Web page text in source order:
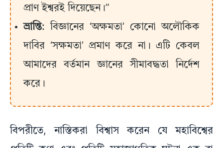
প্রাণ ইশ্বরই দিয়েছেন।”
ভ্রান্তি: বিজ্ঞানের ‘অক্ষমতা’ কোনো অলৌকিক
দাবির ‘সক্ষমতা’ প্রমাণ করে না। এটি কেবল
আমাদের বর্তমান জ্ঞানের সীমাবদ্ধতা নির্দেশ
করে।
বিপরীতে, নাস্তিকরা বিশ্বাস করেন যে মহাবিশ্বের